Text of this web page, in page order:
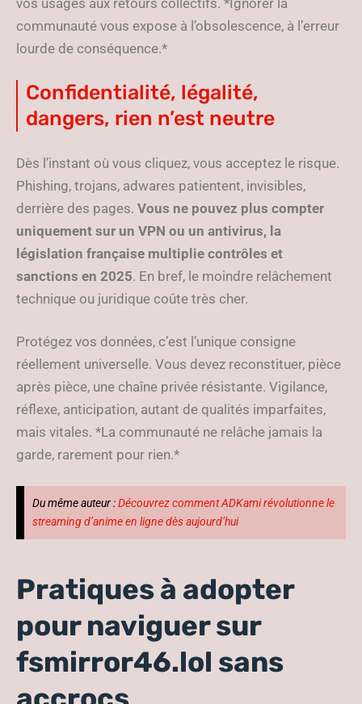
vos usages aux retours collectifs. *Ignorer la
communauté vous expose à l’obsolescence, à l’erreur
lourde de conséquence.*
Confidentialité, légalité,
dangers, rien n’est neutre
Dès l’instant où vous cliquez, vous acceptez le risque.
Phishing, trojans, adwares patientent, invisibles,
derrière des pages. Vous ne pouvez plus compter
uniquement sur un VPN ou un antivirus, la
législation française multiplie contrôles et
sanctions en 2025. En bref, le moindre relâchement
technique ou juridique coûte très cher.
Protégez vos données, c’est l’unique consigne
réellement universelle. Vous devez reconstituer, pièce
après pièce, une chaîne privée résistante. Vigilance,
réflexe, anticipation, autant de qualités imparfaites,
mais vitales. *La communauté ne relâche jamais la
garde, rarement pour rien.*
Du même auteur :Découvrez comment ADKami révolutionne le
streaming d’anime en ligne dès aujourd’hui
Pratiques à adopter
pour naviguer sur
fsmirror46.lol sans